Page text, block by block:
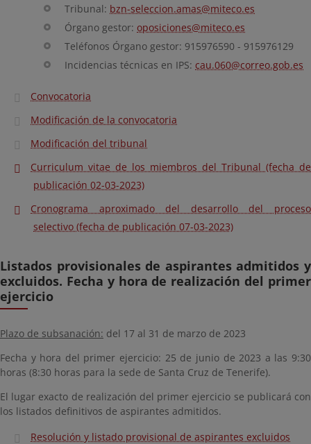
Tribunal: bzn-seleccion.amas@miteco.es
Órgano gestor: oposiciones@miteco.es
Teléfonos Órgano gestor: 915976590 - 915976129
Incidencias técnicas en IPS: cau.060@correo.gob.es
Convocatoria
Modificación de la convocatoria
Modificación del tribunal
Curriculum vitae de los miembros del Tribunal (fecha de
publicación 02-03-2023)
Cronograma aproximado del desarrollo del proceso
selectivo (fecha de publicación 07-03-2023)
Listados provisionales de aspirantes admitidos y
excluidos. Fecha y hora de realización del primer
ejercicio
Plazo de subsanación: del 17 al 31 de marzo de 2023
Fecha y hora del primer ejercicio: 25 de junio de 2023 a las 9:30
horas (8:30 horas para la sede de Santa Cruz de Tenerife).
El lugar exacto de realización del primer ejercicio se publicará con
los listados definitivos de aspirantes admitidos.
Resolución y listado provisional de aspirantes excluidos